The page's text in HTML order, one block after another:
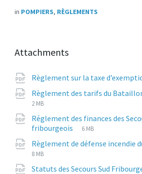
in POMPIERS, RÈGLEMENTS
Attachments
Règlement sur la taxe
Règlement des tarifs du
File
pdf
File
2 MB
Réglement des finances des
fribourgeois
File
pdf
File
6 MB
Règlement de défense incendie
8 MB
Statuts des Secours Sud